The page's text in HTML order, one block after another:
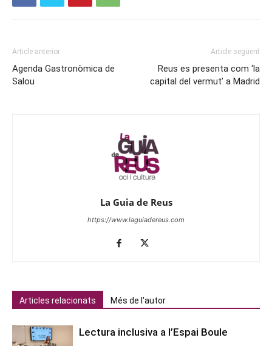
Article anterior
Agenda Gastronòmica de
Salou
Article següent
Reus es presenta com ‘la
capital del vermut’ a Madrid
La Guia de Reus
https://www.laguiadereus.com
Articles relacionats Més de l'autor
Lectura inclusiva a l’Espai Boule